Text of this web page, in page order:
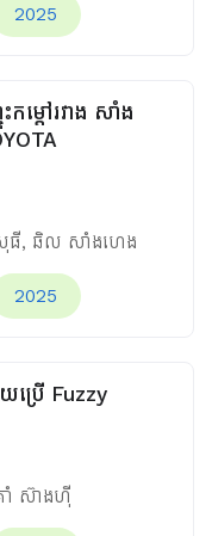
2025
កម្ដៅរវាង សាំង
ធី, ឆិល សាំងហេង
2025
ប្រើ Fuzzy
ាំ ស៊ាងហ៊ី